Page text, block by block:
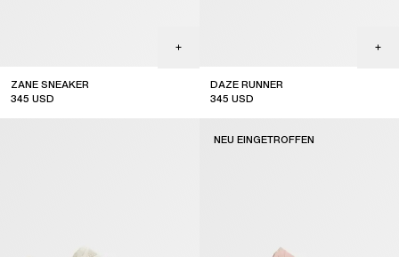
ZANE SNEAKER
345 USD
DAZE RUNNER
345 USD
NEU EINGETROFFEN